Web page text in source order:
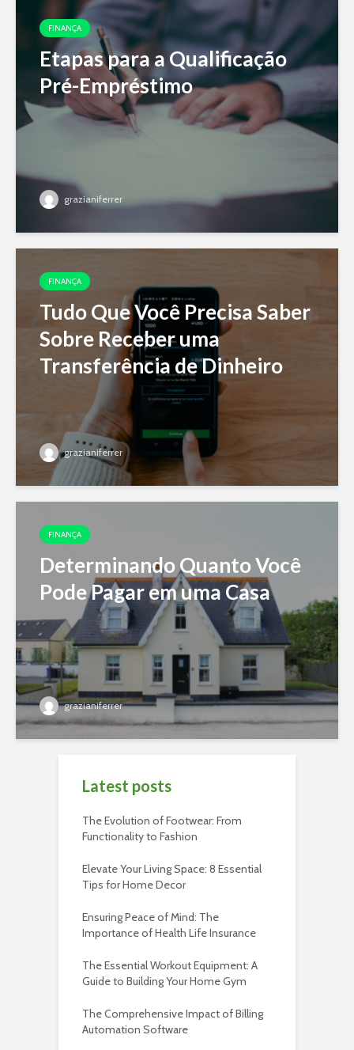
FINANÇA
Etapas para a Qualificação
Pré-Empréstimo
grazianiferrer
FINANÇA
Tudo Que Você Precisa Saber
Sobre Receber uma
Transferência de Dinheiro
grazianiferrer
FINANÇA
Determinando Quanto Você
Pode Pagar em uma Casa
grazianiferrer
Latest posts
The Evolution of Footwear: From
Functionality to Fashion
Elevate Your Living Space: 8 Essential
Tips for Home Decor
Ensuring Peace of Mind: The
Importance of Health Life Insurance
The Essential Workout Equipment: A
Guide to Building Your Home Gym
The Comprehensive Impact of Billing
Automation Software